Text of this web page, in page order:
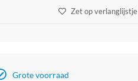
Zet op verlanglijstje
Grote voorraad